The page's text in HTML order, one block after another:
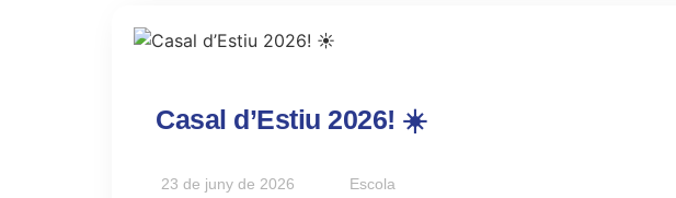
Casal d’Estiu 2026! ☀️
23 de juny de 2026 Escola